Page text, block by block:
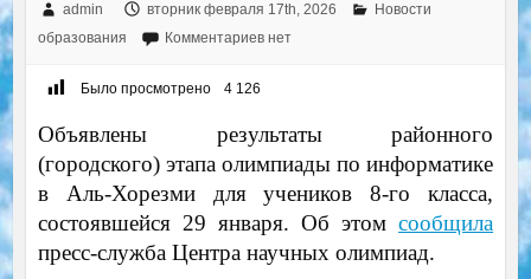
admin вторник февраля 17th, 2026
Новости
образования
Комментариев нет
Было просмотрено 4 126
Объявлены результаты районного
(городского) этапа олимпиады по информатике
в Аль-Хорезми для учеников 8-го класса,
состоявшейся 29 января. Об этомсообщила
пресс-служба Центра научных олимпиад.